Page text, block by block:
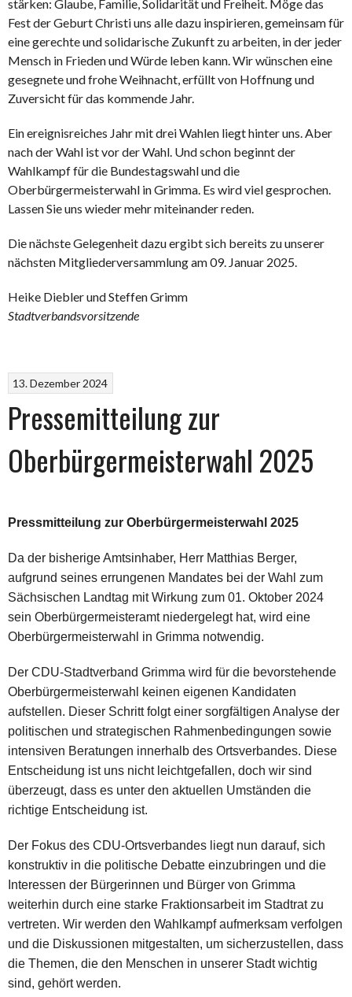
stärken: Glaube, Familie, Solidarität und Freiheit. Möge das
Fest der Geburt Christi uns alle dazu inspirieren, gemeinsam für
eine gerechte und solidarische Zukunft zu arbeiten, in der jeder
Mensch in Frieden und Würde leben kann. Wir wünschen eine
gesegnete und frohe Weihnacht, erfüllt von Hoffnung und
Zuversicht für das kommende Jahr.
Ein ereignisreiches Jahr mit drei Wahlen liegt hinter uns. Aber
nach der Wahl ist vor der Wahl. Und schon beginnt der
Wahlkampf für die Bundestagswahl und die
Oberbürgermeisterwahl in Grimma. Es wird viel gesprochen.
Lassen Sie uns wieder mehr miteinander reden.
Die nächste Gelegenheit dazu ergibt sich bereits zu unserer
nächsten Mitgliederversammlung am 09. Januar 2025.
Heike Diebler und Steffen Grimm
Stadtverbandsvorsitzende
13. Dezember 2024
Pressemitteilung zur
Oberbürgermeisterwahl 2025
Pressmitteilung zur Oberbürgermeisterwahl 2025
Da der bisherige Amtsinhaber, Herr Matthias Berger,
aufgrund seines errungenen Mandates bei der Wahl zum
Sächsischen Landtag mit Wirkung zum 01. Oktober 2024
sein Oberbürgermeisteramt niedergelegt hat, wird eine
Oberbürgermeisterwahl in Grimma notwendig.
Der CDU-Stadtverband Grimma wird für die bevorstehende
Oberbürgermeisterwahl keinen eigenen Kandidaten
aufstellen. Dieser Schritt folgt einer sorgfältigen Analyse der
politischen und strategischen Rahmenbedingungen sowie
intensiven Beratungen innerhalb des Ortsverbandes. Diese
Entscheidung ist uns nicht leichtgefallen, doch wir sind
überzeugt, dass es unter den aktuellen Umständen die
richtige Entscheidung ist.
Der Fokus des CDU-Ortsverbandes liegt nun darauf, sich
konstruktiv in die politische Debatte einzubringen und die
Interessen der Bürgerinnen und Bürger von Grimma
weiterhin durch eine starke Fraktionsarbeit im Stadtrat zu
vertreten. Wir werden den Wahlkampf aufmerksam verfolgen
und die Diskussionen mitgestalten, um sicherzustellen, dass
die Themen, die den Menschen in unserer Stadt wichtig
sind, gehört werden.